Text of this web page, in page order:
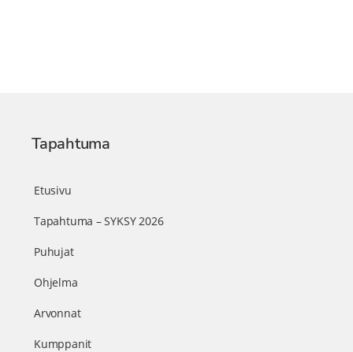
Tapahtuma
Etusivu
Tapahtuma – SYKSY 2026
Puhujat
Ohjelma
Arvonnat
Kumppanit